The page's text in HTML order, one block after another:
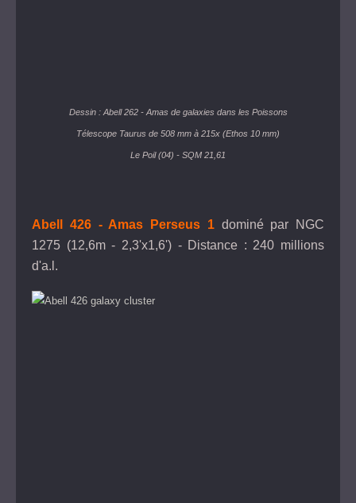
Dessin : Abell 262 - Amas de galaxies dans les Poissons
Télescope Taurus de 508 mm à 215x (Ethos 10 mm)
Le Poil (04) - SQM 21,61
Abell 426 - Amas Perseus 1dominé par NGC
1275 (12,6m - 2,3'x1,6') - Distance : 240 millions
d'a.l.